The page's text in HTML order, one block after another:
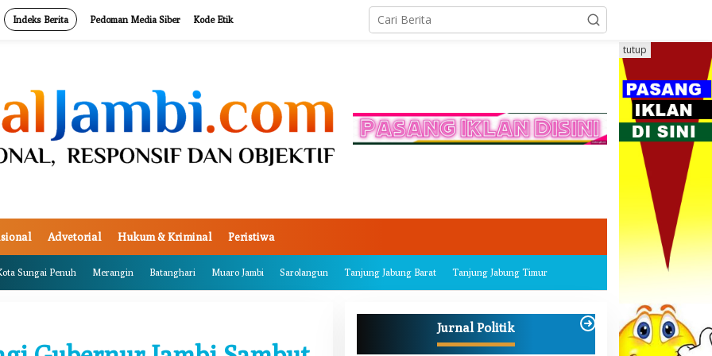
Indeks Berita Pedoman Media Siber Kode Etik
Advetorial Hukum & Kriminal Peristiwa
Sungai Penuh Merangin Batanghari Muaro Jambi Sarolangun Tanjung Jabung Barat Tanjung Jabung Timur
tutup
Jurnal Politik